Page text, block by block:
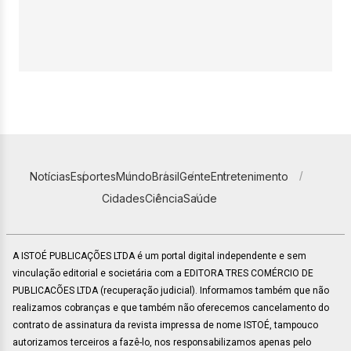
NotíciasEsportesMundoBrasilGenteEntretenimento
CidadesCiênciaSaúde
A ISTOÉ PUBLICAÇÕES LTDA é um portal digital independente e sem
vinculação editorial e societária com a EDITORA TRES COMÉRCIO DE
PUBLICACÕES LTDA (recuperação judicial). Informamos também que não
realizamos cobranças e que também não oferecemos cancelamento do
contrato de assinatura da revista impressa de nome ISTOÉ, tampouco
autorizamos terceiros a fazê-lo, nos responsabilizamos apenas pelo